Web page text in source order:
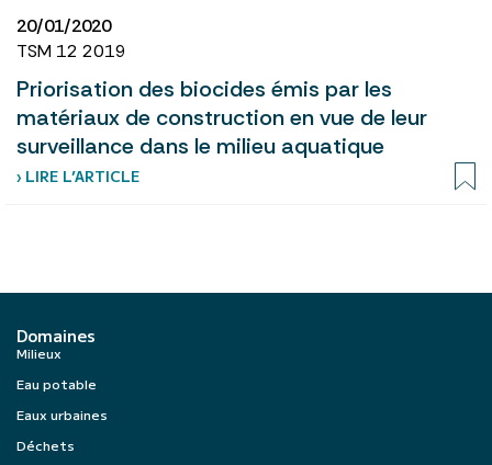
20/01/2020
TSM 12 2019
Priorisation des biocides émis par les
matériaux de construction en vue de leur
surveillance dans le milieu aquatique
› LIRE L’ARTICLE
Domaines
Milieux
Eau potable
Eaux urbaines
Déchets